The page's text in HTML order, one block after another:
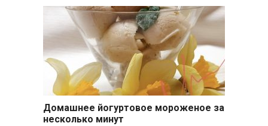
Домашнее йогуртовое мороженое за
несколько минут